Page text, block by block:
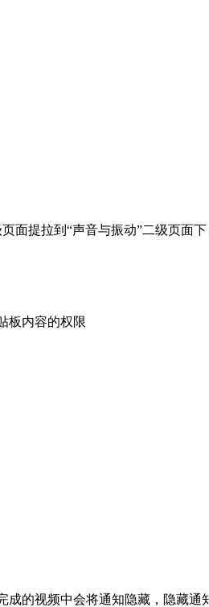
面提拉到“声音与振动”二级页面
板内容的权限
的视频中会将通知隐藏，隐藏